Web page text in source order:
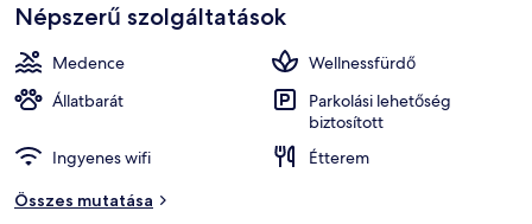
Népszerű szolgáltatások
Medence
Wellnessfürdő
Állatbarát
Parkolási lehetőség
biztosított
Ingyenes wifi
Étterem
Összes mutatása